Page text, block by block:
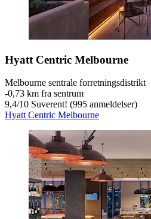
Hyatt Centric Melbourne
Melbourne sentrale forretningsdistrikt
‐0,73 km fra sentrum
9,4/10 Suverent! (995 anmeldelser)
Hyatt Centric Melbourne